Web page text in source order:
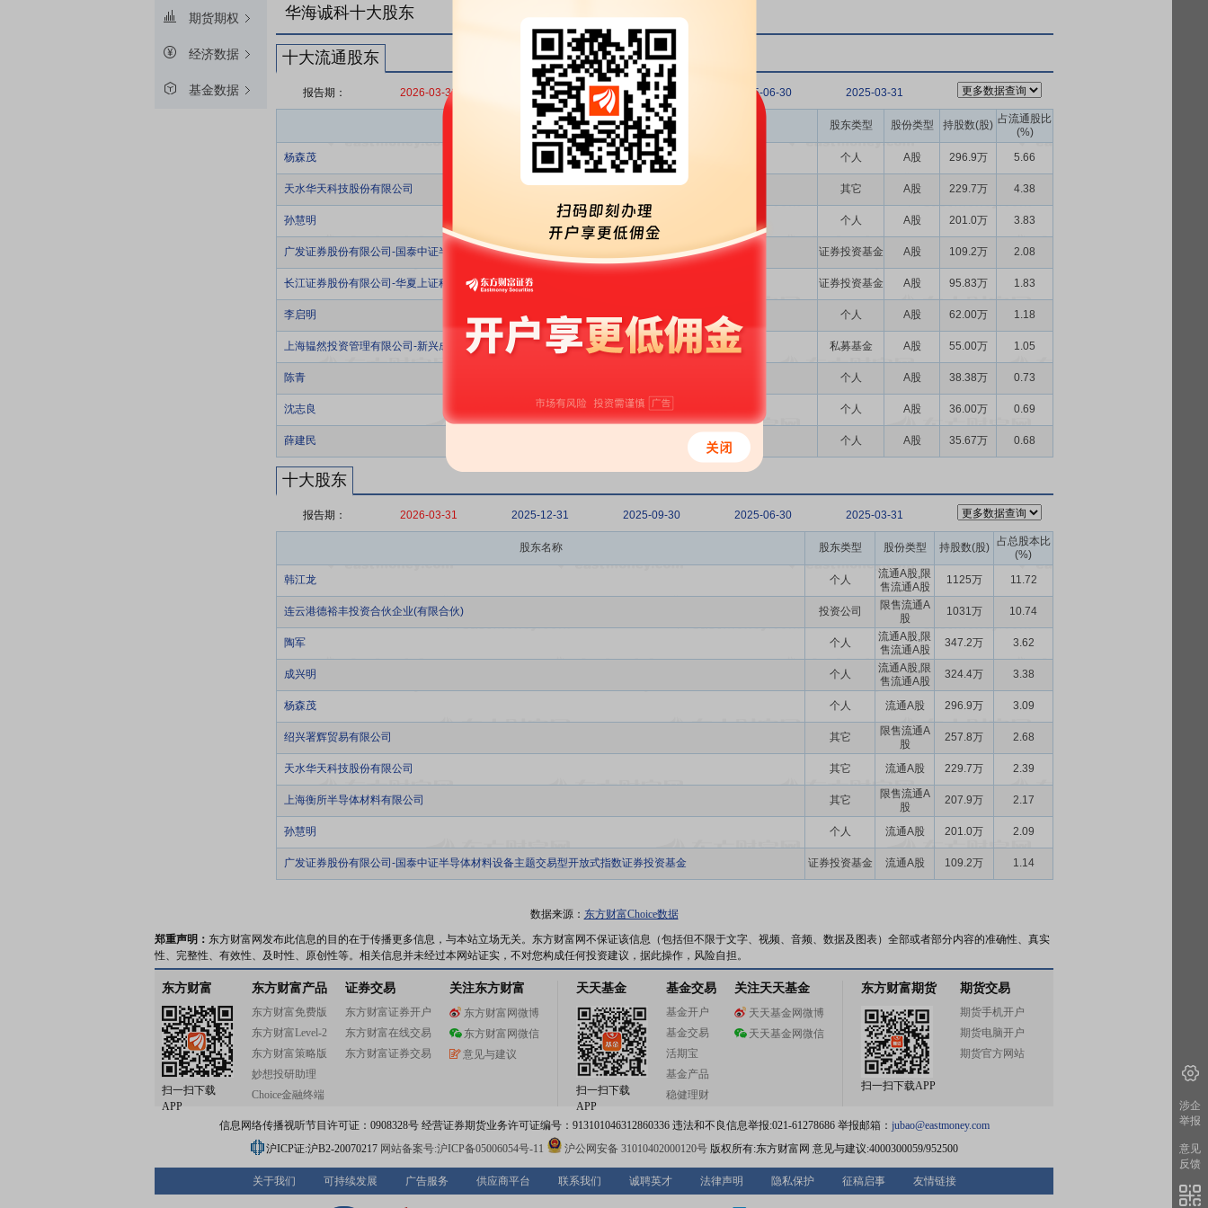
期货期权
经济数据
基金数据
华海诚科十大股东
十大流通股东
报告期： 2026-03-31 2025-12-31 2025-09-30 2025-06-30 2025-03-31
股东名称 股东类型 股份类型 持股数(股) 占流通股比
(%)
杨森茂
个人 A股 296.9万 5.66
天水华天科技股份有限公司 其它 A股 229.7万 4.38
孙慧明 个人 A股 201.0万 3.83
广发证券股份有限公司-国泰中证半导体材料设备主题交易型开放式指数证券投资基金 证券投资基金 A股 109.2万 2.08
长江证券股份有限公司-华夏上证科创板半导体材料设备主题交易型开放式指数证券投资基金 证券投资基金 A股 95.83万 1.83
李启明 个人 A股 62.00万 1.18
上海韫然投资管理有限公司-新兴成长五期私募证券投资基金 私募基金 A股 55.00万 1.05
陈青 个人 A股 38.38万 0.73
沈志良 个人 A股 36.00万 0.69
薛建民 个人 A股 35.67万 0.68
十大股东
报告期： 2026-03-31 2025-12-31 2025-09-30 2025-06-30 2025-03-31
股东名称 股东类型 股份类型 持股数(股)
占总股本比
(%)
韩江龙
个人
流通A股,限
售流通A股
1125万 11.72
连云港德裕丰投资合伙企业(有限合伙) 投资公司
限售流通A
股
1031万 10.74
陶军 个人
流通A股,限
售流通A股
347.2万 3.62
成兴明 个人
流通A股,限
售流通A股
324.4万 3.38
杨森茂 个人 流通A股 296.9万 3.09
绍兴署辉贸易有限公司 其它
限售流通A
股
257.8万 2.68
天水华天科技股份有限公司 其它 流通A股 229.7万 2.39
上海衡所半导体材料有限公司 其它
限售流通A
股
207.9万 2.17
孙慧明 个人 流通A股 201.0万 2.09
广发证券股份有限公司-国泰中证半导体材料设备主题交易型开放式指数证券投资基金 证券投资基金 流通A股 109.2万 1.14
数据来源： 东方财富Choice数据
郑重声明： 东方财富网发布此信息的目的在于传播更多信息，与本站立场无关。东方财富网不保证该信息（包括但不限于文字、视频、音频、数据及图表）全部或者部分内容的准确性、真实
性、完整性、有效性、及时性、原创性等。相关信息并未经过本网站证实，不对您构成任何投资建议，据此操作，风险自担。
东方财富
扫一扫下载
APP
东方财富产品
东方财富免费版
东方财富Level-2
东方财富策略版
妙想投研助理
Choice金融终端
证券交易
东方财富证券开户
东方财富在线交易
东方财富证券交易
关注东方财富
东方财富网微博
东方财富网微信
意见与建议
天天基金
扫一扫下载
APP
基金交易
基金开户
基金交易
活期宝
基金产品
稳健理财
关注天天基金
天天基金网微博
天天基金网微信
东方财富期货
扫一扫下载APP
期货交易
期货手机开户
期货电脑开户
期货官方网站
信息网络传播视听节目许可证：0908328号 经营证券期货业务许可证编号：913101046312860336 违法和不良信息举报:021-61278686 举报邮箱： jubao@eastmoney.com
沪ICP证:沪B2-20070217 网站备案号:沪ICP备05006054号-11 沪公网安备 31010402000120号版权所有:东方财富网 意见与建议:4000300059/952500
关于我们 可持续发展 广告服务 供应商平台 联系我们 诚聘英才 法律声明 隐私保护 征稿启事 友情链接
涉企
举报
意见
反馈